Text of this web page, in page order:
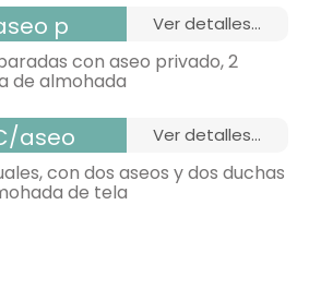
p ver detalles...
con aseo privado, 2
de almohada
aseo ver detalles...
con dos aseos y dos duchas
de tela